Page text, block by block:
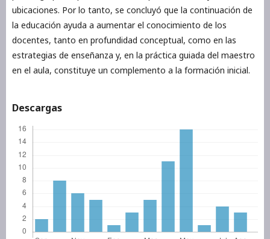
ubicaciones. Por lo tanto, se concluyó que la continuación de
la educación ayuda a aumentar el conocimiento de los
docentes, tanto en profundidad conceptual, como en las
estrategias de enseñanza y, en la práctica guiada del maestro
en el aula, constituye un complemento a la formación inicial.
Descargas